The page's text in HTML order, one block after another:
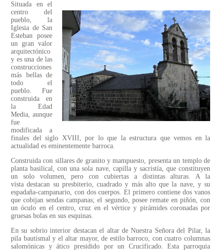
Situada en el
centro del
pueblo, la
Iglesia de San
Esteban posee
un gran valor
arquitectónico
y es una de las
construcciones
más bellas de
todo el
pueblo. Fue
construida en
la Edad
Media, aunque
fue
modificada a
finales del siglo XVIII, por lo que la estructura que vemos en la
actualidad es eminentemente barroca.
Construida con sillares de granito y mampuesto, presenta un templo de
planta basilical, con una sola nave, capilla y sacristía, que constituyen
un solo volumen, pero con cubiertas a distintas alturas. A la
vista destacan su presbiterio, cuadrado y más alto que la nave, y su
espadaña-campanario, con dos cuerpos. El primero contiene dos vanos
que cobijan sendas campanas; el segundo, posee remate en piñón, con
un óculo en el centro, cruz en el vértice y pirámides coronadas por
gruesas bolas en sus esquinas.
En su sobrio interior destacan el altar de Nuestra Señora del Pilar, la
pila bautismal y el altar mayor, de estilo barroco, con cuatro columnas
salomónicas y ático presidido por un Crucificado. Esta parroquia